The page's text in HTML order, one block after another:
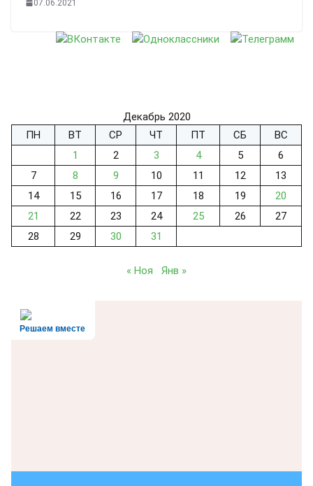
07.06.2021
Декабрь 2020
ПН
ВТ СР ЧТ ПТ СБ
ВС
1
2 3 4 5
6
7
8 9 10 11 12
13
14
15 16 17 18 19
20
21
22 23 24 25 26
27
28
29 30 31
« Ноя Янв »
Решаем вместе